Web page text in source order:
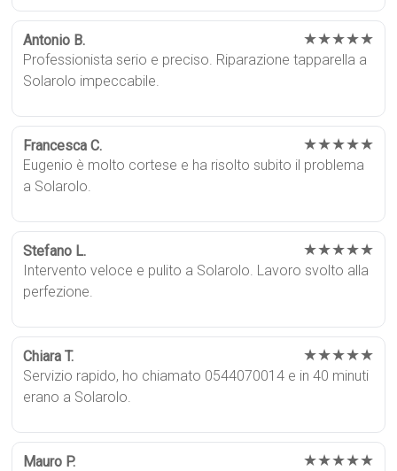
Antonio B. ★★★★★
Professionista serio e preciso. Riparazione tapparella a
Solarolo impeccabile.
Francesca C. ★★★★★
Eugenio è molto cortese e ha risolto subito il problema
a Solarolo.
Stefano L. ★★★★★
Intervento veloce e pulito a Solarolo. Lavoro svolto alla
perfezione.
Chiara T. ★★★★★
Servizio rapido, ho chiamato 0544070014 e in 40 minuti
erano a Solarolo.
Mauro P. ★★★★★